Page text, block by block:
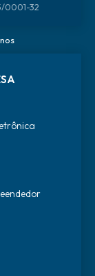
0001-32